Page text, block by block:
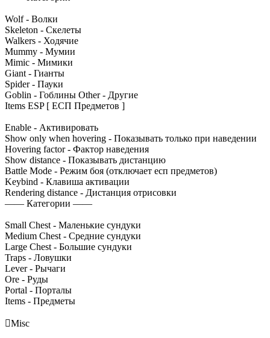
Wolf - Волки
Skeleton - Скелеты
Walkers - Ходячие
Mummy - Мумии
Mimic - Мимики
Giant - Гианты
Spider - Пауки
Goblin - Гоблины Other - Другие
Items ESP [ ЕСП Предметов ]
Enable - Активировать
Show only when hovering - Показывать только при наведении
Hovering factor - Фактор наведения
Show distance - Показывать дистанцию
Battle Mode - Режим боя (отключает есп предметов)
Keybind - Клавиша активации
Rendering distance - Дистанция отрисовки
—— Категории ——
Small Chest - Маленькие сундуки
Medium Chest - Средние сундуки
Large Chest - Большие сундуки
Traps - Ловушки
Lever - Рычаги
Ore - Руды
Portal - Порталы
Items - Предметы
Misc